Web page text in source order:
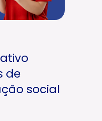
de
social